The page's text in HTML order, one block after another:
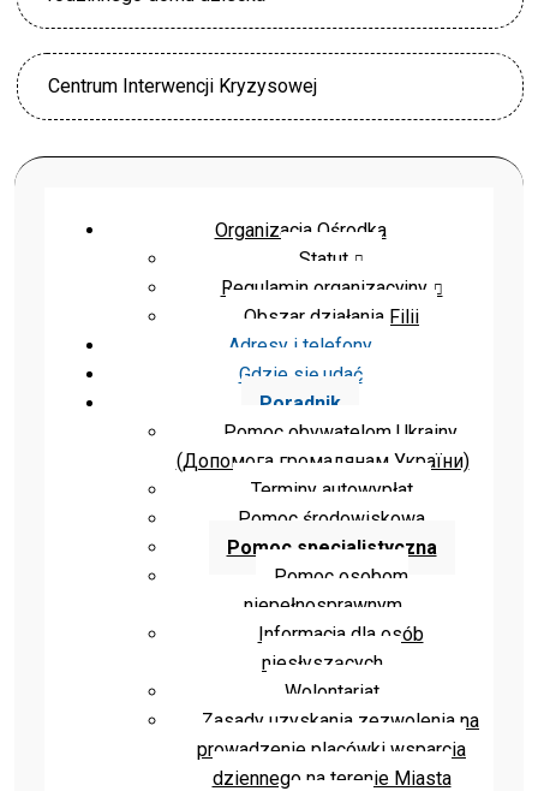
Organizacja Ośrodka
Statut
Regulamin organizacyjny
Obszar działania Filii
Adresy i telefony
Gdzie się udać
Poradnik
Pomoc obywatelom Ukrainy
(Допомога громадянам України)
Terminy autowypłat
Pomoc środowiskowa
Pomoc specjalistyczna
Pomoc osobom
niepełnosprawnym
Informacja dla osób
niesłyszących
Wolontariat
Zasady uzyskania zezwolenia na
prowadzenie placówki wsparcia
dziennego na terenie Miasta
Centrum Interwencji Kryzysowej